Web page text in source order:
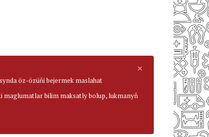
×
öz-özüňi bejermek maslahat
maglumatlar bilim maksatly bolup, lukmanyň